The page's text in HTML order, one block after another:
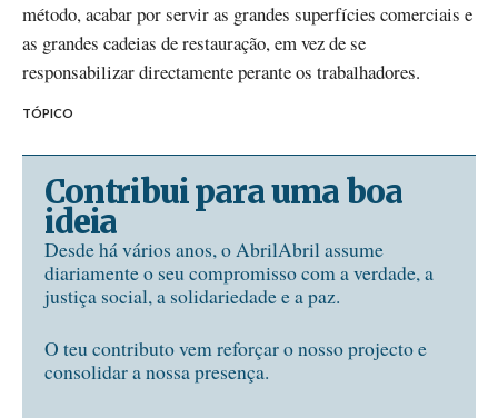
método, acabar por servir as grandes superfícies comerciais e
as grandes cadeias de restauração, em vez de se
responsabilizar directamente perante os trabalhadores.
TÓPICO
Contribui para uma boa
ideia
Desde há vários anos, o AbrilAbril assume
diariamente o seu compromisso com a verdade, a
justiça social, a solidariedade e a paz.
O teu contributo vem reforçar o nosso projecto e
consolidar a nossa presença.